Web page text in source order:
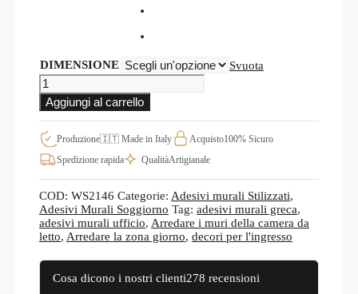
DIMENSIONE
Svuota
Greche
adesive
da
parete
decorative,
adesivi
murali
quantità
Aggiungi al carrello
Produzione🇮🇹 Made in Italy Acquisto100% Sicuro
Spedizione rapida
QualitàArtigianale
COD: WS2146 Categorie: Adesivi murali Stilizzati,
Adesivi Murali Soggiorno Tag: adesivi murali greca,
adesivi murali ufficio, Arredare i muri della camera da
letto, Arredare la zona giorno, decori per l'ingresso
Cosa dicono i nostri clienti278 recensioni